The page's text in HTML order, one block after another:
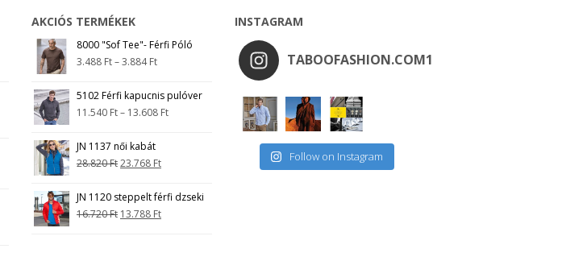
AKCIÓS TERMÉKEK
8000 "Sof Tee"- Férfi Póló
3.488 Ft–3.884Ft
5102 Férfi kapucnis pulóver
11.540 Ft– 13.608 Ft
JN 1137 női kabát
28.820Ft23.768 Ft
JN 1120 steppelt férfi dzseki
16.720Ft 13.788 Ft
INSTAGRAM
TABOOFASHION.COM1
Follow on Instagram